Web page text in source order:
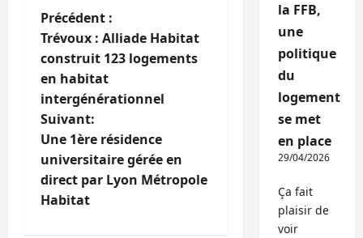
N
a
v
i
g
a
Précédent :
Trévoux : Alliade Habitat
construit 123 logements
en habitat
intergénérationnel
Suivant:
Une 1ère résidence
universitaire gérée en
direct par Lyon Métropole
Habitat
la FFB,
une
politique
du
logement
se met
en place
29/04/2026
Ça fait
plaisir de
voir